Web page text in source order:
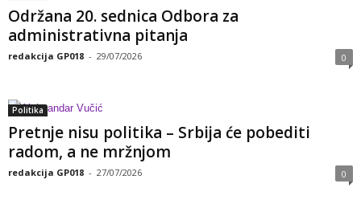
Održana 20. sednica Odbora za
administrativna pitanja
redakcija GP018 - 29/07/2026 0
Politika
Pretnje nisu politika – Srbija će pobediti
radom, a ne mržnjom
redakcija GP018 - 27/07/2026 0